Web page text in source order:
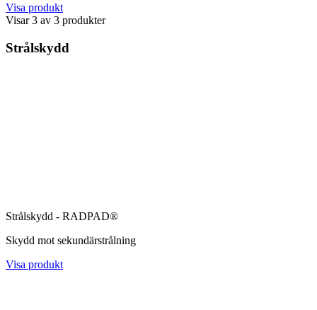
Visa produkt
Visar3 av 3 produkter
Strålskydd
Strålskydd - RADPAD®
Skydd mot sekundärstrålning
Visa produkt